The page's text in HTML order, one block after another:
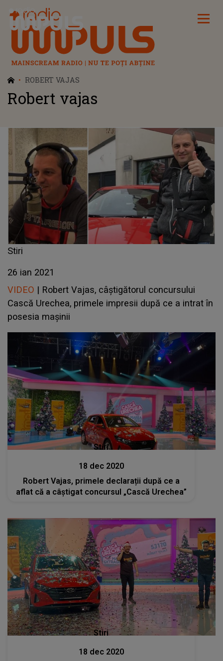
Radio Impuls
ROBERT VAJAS
Robert vajas
Stiri
26 ian 2021
VIDEO | Robert Vajas, câștigătorul concursului
Cască Urechea, primele impresii după ce a intrat în
posesia mașinii
Stiri
18 dec 2020
Robert Vajas, primele declarații după ce a
aflat că a câștigat concursul „Cască Urechea”
Stiri
18 dec 2020